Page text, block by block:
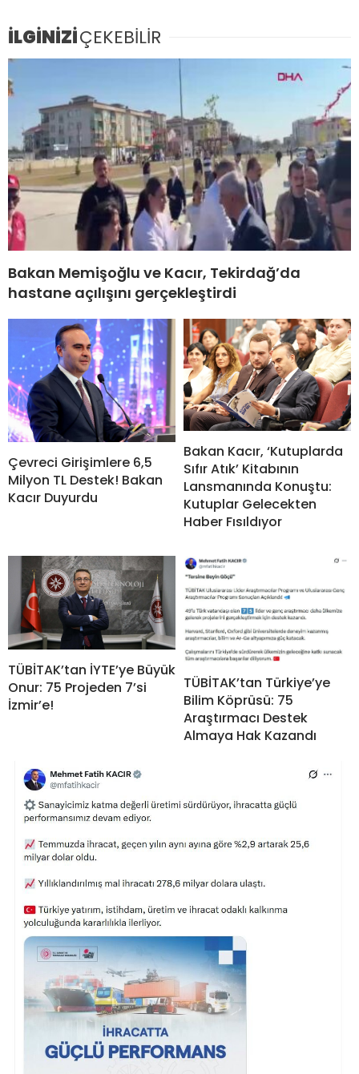
İLGİNİZİÇEKEBİLİR
Bakan Memişoğlu ve Kacır, Tekirdağ’da
hastane açılışını gerçekleştirdi
Çevreci Girişimlere 6,5
Milyon TL Destek! Bakan
Kacır Duyurdu
Bakan Kacır, ‘Kutuplarda
Sıfır Atık’ Kitabının
Lansmanında Konuştu:
Kutuplar Gelecekten
Haber Fısıldıyor
TÜBİTAK’tan İYTE’ye Büyük
Onur: 75 Projeden 7’si
İzmir’e!
TÜBİTAK’tan Türkiye’ye
Bilim Köprüsü: 75
Araştırmacı Destek
Almaya Hak Kazandı